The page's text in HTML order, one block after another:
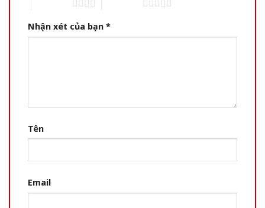
Nhận xét của bạn *
Tên
Email